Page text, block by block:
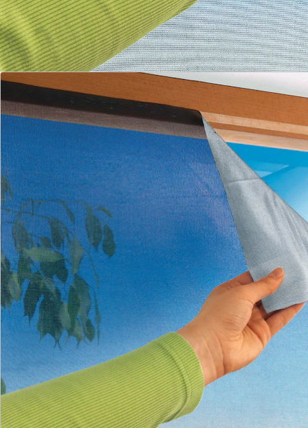
Details
Hinweise & Hersteller
Bewertungen
Katalog bestellen
Newsletter abonnieren
Wir sind für Sie da